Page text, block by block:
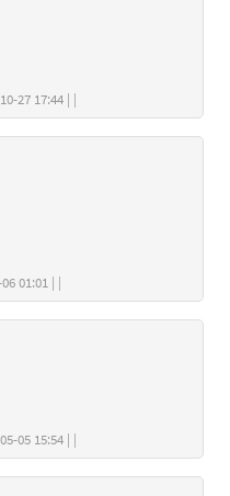
Зочин хэзээ бичсэн: 2014-10-27 17:44 | |
хэзээ бичсэн: 2014-05-06 01:01 | |
Зочин хэзээ бичсэн: 2014-05-05 15:54 | |